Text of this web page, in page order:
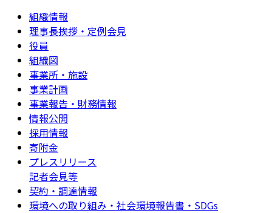
組織情報
理事長挨拶・定例会見
役員
組織図
事業所・施設
事業計画
事業報告・財務情報
情報公開
採用情報
寄附金
プレスリリース
記者会見等
契約・調達情報
環境への取り組み・社会環境報告書・SDGs